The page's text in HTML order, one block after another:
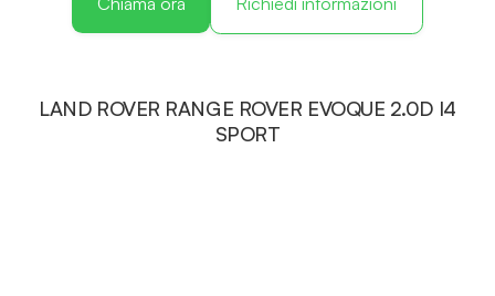
LAND ROVER RANGE ROVER EVOQUE 2.0D I4
SPORT